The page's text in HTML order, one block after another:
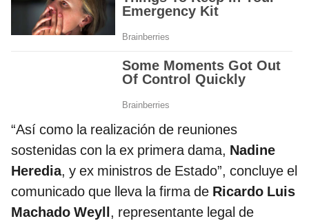
“Así como la realización de reuniones
sostenidas con la ex primera dama, Nadine
Heredia, y ex ministros de Estado”, concluye el
comunicado que lleva la firma de Ricardo Luis
Machado Weyll, representante legal de